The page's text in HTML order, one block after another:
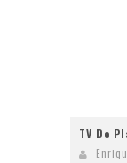
TV De